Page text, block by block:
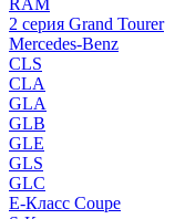
RAM
2 серия Grand Tourer
Mercedes-Benz
CLS
CLA
GLA
GLB
GLE
GLS
GLC
E-Класс Coupe